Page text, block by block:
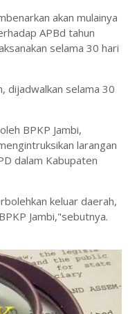
akan mulainya
APBd tahun
selama 30 hari
dijadwalkan selama 30
BPKP Jambi,
larangan
dalam Kabupaten
keluar daerah,
Jambi,"sebutnya.